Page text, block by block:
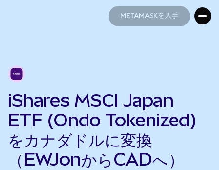
METAMASKを入手
iShares MSCI Japan
ETF (Ondo Tokenized)
をカナダドルに変換
（EWJonからCADへ）